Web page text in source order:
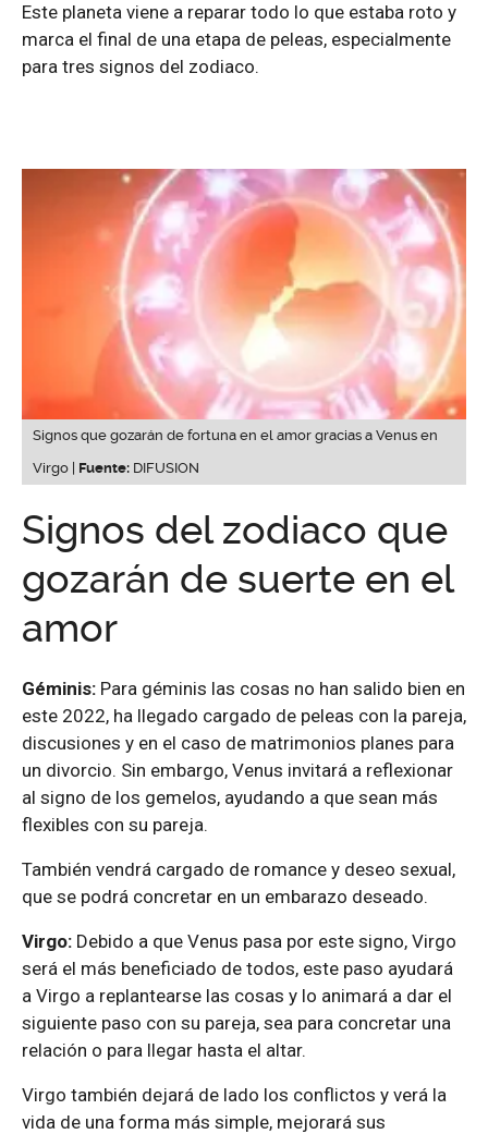
Este planeta viene a reparar todo lo que estaba roto y
marca el final de una etapa de peleas, especialmente
para tres signos del zodiaco.
Signos que gozarán de fortuna en el amor gracias a Venus en
Virgo | Fuente: DIFUSION
Signos del zodiaco que
gozarán de suerte en el
amor
Géminis: Para géminis las cosas no han salido bien en
este 2022, ha llegado cargado de peleas con la pareja,
discusiones y en el caso de matrimonios planes para
un divorcio. Sin embargo, Venus invitará a reflexionar
al signo de los gemelos, ayudando a que sean más
flexibles con su pareja.
También vendrá cargado de romance y deseo sexual,
que se podrá concretar en un embarazo deseado.
Virgo: Debido a que Venus pasa por este signo, Virgo
será el más beneficiado de todos, este paso ayudará
a Virgo a replantearse las cosas y lo animará a dar el
siguiente paso con su pareja, sea para concretar una
relación o para llegar hasta el altar.
Virgo también dejará de lado los conflictos y verá la
vida de una forma más simple, mejorará sus